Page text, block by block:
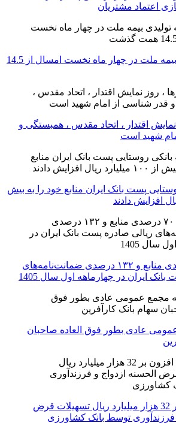
اعتماد مشتریان
حق بیمه تولیدی بیمه ملت در چهار ماه نخست امسال از 14.5
نمایش اقتدار ، اتحاد مقدس ، همبستگی و
شهید است
روستایی پست بانک ایران منابع خود را به بیش
افزایش ۷۰ درصدی منابع و ۱۳۲ درصدی ضمانت‌نامه‌های
ایران در چهارماهه اول سال 1405
عادی بطور فوق العاده صاحبان
پرداخت افزون بر 32 هزار میلیارد ریال تسهیلات قرض
فرزندآوری توسط بانک کشاورزی